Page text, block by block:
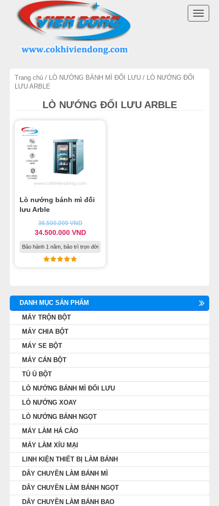
Trang chủ / LÒ NƯỚNG BÁNH MÌ ĐỐI LƯU / LÒ NƯỚNG ĐỐI
LƯU ARBLE
LÒ NƯỚNG ĐỐI LƯU ARBLE
Lò nướng bánh mì đối
lưu Arble
36.500.000VND
34.500.000 VND
Bảo hành 1 năm, bảo trì trọn đời
DANH MỤC SẢN PHẨM
MÁY TRỘN BỘT
MÁY CHIA BỘT
MÁY SE BỘT
MÁY CÁN BỘT
TỦ Ủ BỘT
LÒ NƯỚNG BÁNH MÌ ĐỐI LƯU
LÒ NƯỚNG XOAY
LÒ NƯỚNG BÁNH NGỌT
MÁY LÀM HÁ CẢO
MÁY LÀM XÍU MẠI
LINH KIỆN THIẾT BỊ LÀM BÁNH
DÂY CHUYỀN LÀM BÁNH MÌ
DÂY CHUYỀN LÀM BÁNH NGỌT
DÂY CHUYỀN LÀM BÁNH BAO
DANH MỤC SẢN PHẨM
MÁY TRỘN BỘT
MÁY SE BỘT
MÁY CÁN BỘT
TỦ Ủ BỘT
LÒ NƯỚNG BÁNH MÌ ĐỐI LƯU
LÒ NƯỚNG XOAY
LÒ NƯỚNG BÁNH NGỌT
MÁY LÀM HÁ CẢO
MÁY LÀM XÍU MẠI
DÂY CHUYỀN LÀM BÁNH MÌ
DÂY CHUYỀN LÀM BÁNH NGỌT
DÂY CHUYỀN LÀM BÁNH BAO
DÂY CHUYỀN LÀM BÁNH TRUNG THU
THIẾT BỊ VIỄN ĐÔNG